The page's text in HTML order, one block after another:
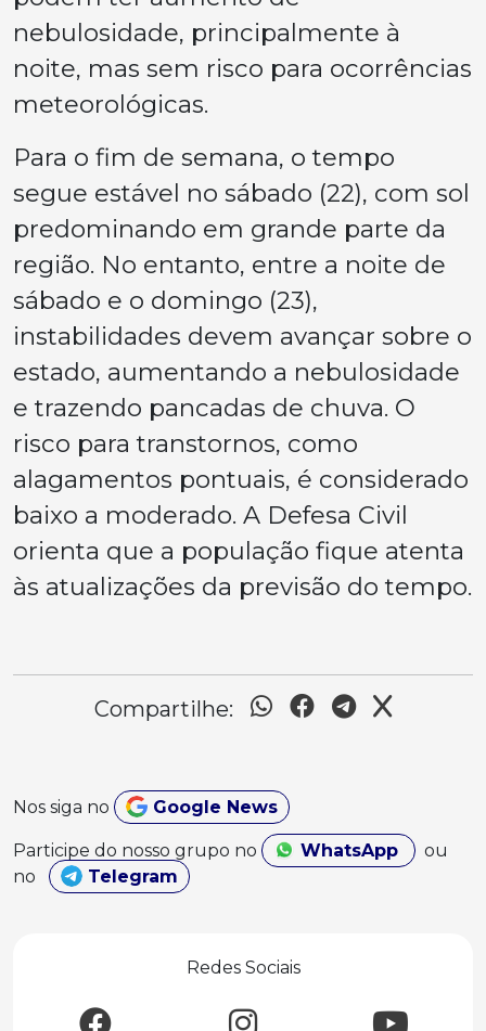
nebulosidade, principalmente à
noite, mas sem risco para ocorrências
meteorológicas.
Para o fim de semana, o tempo
segue estável no sábado (22), com sol
predominando em grande parte da
região. No entanto, entre a noite de
sábado e o domingo (23),
instabilidades devem avançar sobre o
estado, aumentando a nebulosidade
e trazendo pancadas de chuva. O
risco para transtornos, como
alagamentos pontuais, é considerado
baixo a moderado. A Defesa Civil
orienta que a população fique atenta
às atualizações da previsão do tempo.
Compartilhe:
Nos siga no Google News
Participe do nosso grupo no WhatsApp
ou
no
Telegram
Redes Sociais